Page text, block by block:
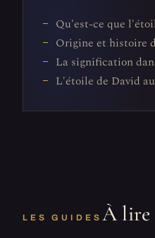
Qu'est-ce que
Origine et histoire
La signification
L'étoile de David
LES GUIDES À lire